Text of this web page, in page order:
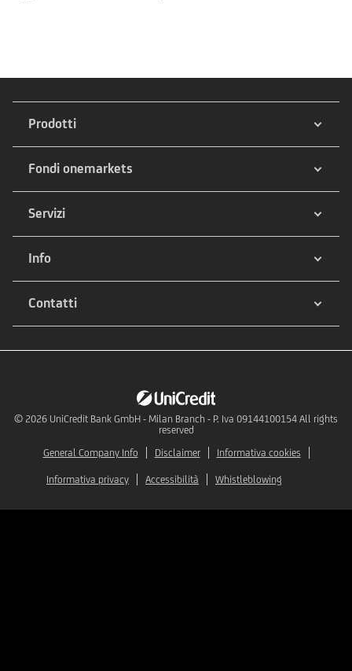
Prodotti
Fondi onemarkets
Servizi
Info
Contatti
© 2026 UniCredit Bank GmbH - Milan Branch - P. Iva 09144100154 All rights
reserved
General Company Info
Disclaimer Informativa cookies
Informativa privacy Accessibilità Whistleblowing